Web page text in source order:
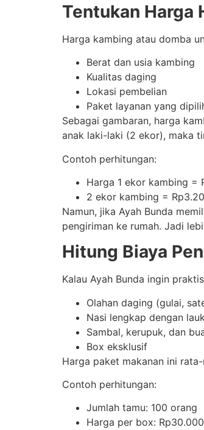
Tentukan Harga
Harga kambing atau domba
Berat dan usia kambing
Kualitas daging
Lokasi pembelian
Paket layanan yang
Sebagai gambaran, harga
anak laki-laki (2 ekor), maka
Contoh perhitungan:
Harga 1 ekor kambing =
2 ekor kambing =
Namun, jika Ayah Bunda
pengiriman ke rumah. Jadi
Hitung Biaya
Kalau Ayah Bunda ingin
Olahan daging (gulai,
Nasi lengkap dengan lauk
Sambal, kerupuk, dan
Box eksklusif
Harga paket makanan ini
Contoh perhitungan:
Jumlah tamu: 100 orang
Harga per box: Rp30.000